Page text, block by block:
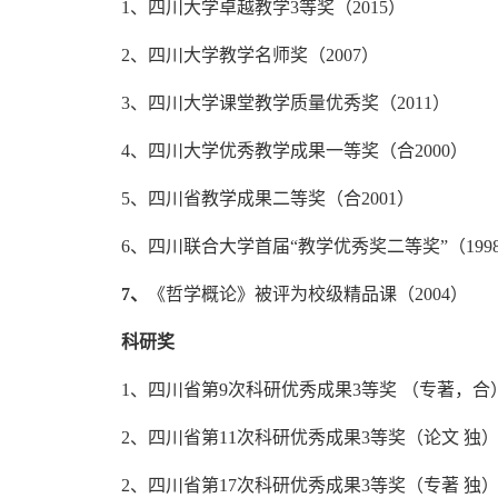
1、四川大学卓越教学3等奖（2015）
2、四川大学教学名师奖（2007）
3、四川大学课堂教学质量优秀奖（2011）
4、四川大学优秀教学成果一等奖（合2000）
5、四川省教学成果二等奖（合2001）
6、四川联合大学首届“教学优秀奖二等奖”（1998
7、 《哲学概论》被评为校级精品课（2004）
科研奖
1、四川省第9次科研优秀成果3等奖 （专著，合）
2、四川省第11次科研优秀成果3等奖（论文 独）
2、四川省第17次科研优秀成果3等奖（专著 独）